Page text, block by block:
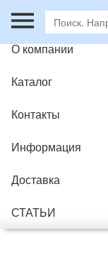
Главная
О компании
Каталог
Контакты
Информация
Доставка
СТАТЬИ